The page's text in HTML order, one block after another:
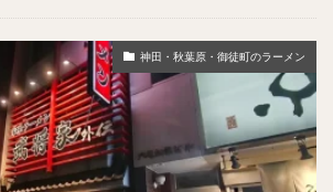
神田・秋葉原・御徒町のラーメン